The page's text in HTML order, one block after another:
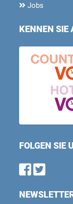
Jobs
KENNEN SIE
FOLGEN SIE
Find